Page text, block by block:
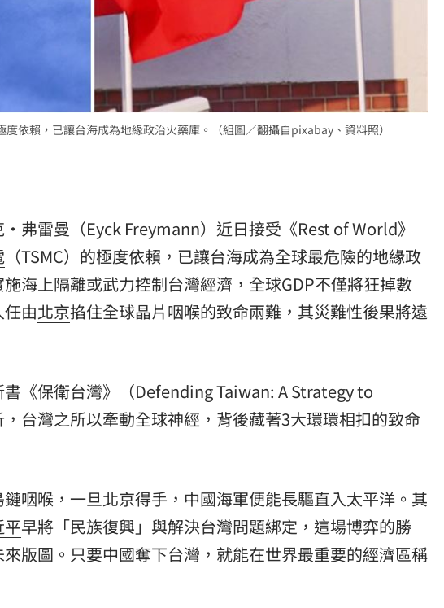
潮
依賴，已讓台海成為地緣政治火藥庫。（組圖／翻攝自pixabay、資料照）
弗雷曼（Eyck Freymann）近日接受《Rest of World》
（TSMC）的極度依賴，已讓台海成為全球最危險的地緣政
施海上隔離或武力控制台灣經濟，全球GDP不僅將狂掉數
由北京掐住全球晶片咽喉的致命兩難，其災難性後果將遠
《保衛台灣》（Defending Taiwan: A Strategy to
台灣之所以牽動全球神經，背後藏著3大環環相扣的致命
咽喉，一旦北京得手，中國海軍便能長驅直入太平洋。其
平早將「民族復興」與解決台灣問題綁定，這場博弈的勝
版圖。只要中國奪下台灣，就能在世界最重要的經濟區稱